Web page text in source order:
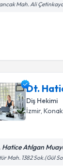
Mah. Ali
Dt.
Diş Hekimi
İzmir, Konak
Hatice Atılgan
Mah. 1382 Sok.(Gül